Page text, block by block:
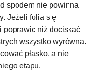
spodem nie powinna
Jeżeli folia się
poprawić niż dociskać
wszystko wyrówna.
płasko, a nie
etapu.